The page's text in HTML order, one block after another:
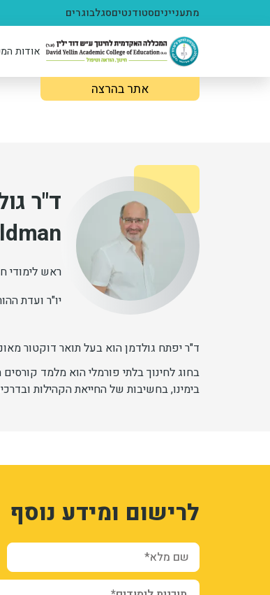
דילוג לתוכן העיקרימתענייניםסטודנטיםסגלבוגרים
אודות
אתר בהרצה
ד"ר
ראש לימודי
יו"ר ועדת
ד"ר יפתח גולדמן הוא בעל תואר דוקטור
בחוג לחינוך בלתי פורמלי הוא מלמד
בימינו, בחשיבות של החייאת הקהילות
לרישום ומידע נוסף
שם מלא*
3322259
g8y1TPxNu5EUVJxo3ocM-np1prgUCQ
1